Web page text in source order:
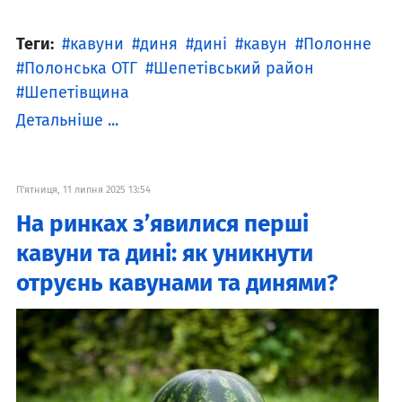
Теги: кавуни диня дині кавун
Полонне
Полонська ОТГ
Шепетівський район
Шепетівщина
Детальніше ...
П'ятниця, 11 липня 2025 13:54
На ринках з’явилися перші
кавуни та дині: як уникнути
отруєнь кавунами та динями?